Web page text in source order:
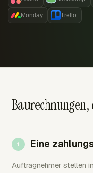
Monday Trello
Baurechnungen,
Eine
Auftragnehmer stellen